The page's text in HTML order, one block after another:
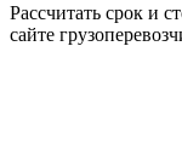
Рассчитать срок и
сайте